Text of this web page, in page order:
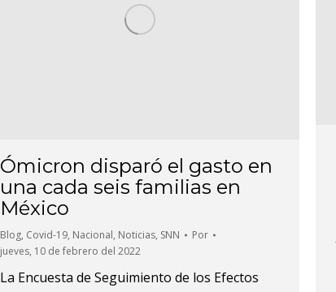
Ómicron disparó el gasto en
una cada seis familias en
México
Blog, Covid-19, Nacional, Noticias, SNN
Por
jueves, 10 de febrero del 2022
La Encuesta de Seguimiento de los Efectos